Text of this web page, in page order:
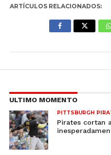
ARTÍCULOS RELACIONADOS:
ULTIMO MOMENTO
PITTSBURGH
Pirates cortan